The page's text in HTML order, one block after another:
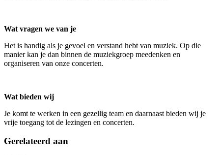
Wat vragen we van je
Het is handig als je gevoel en verstand hebt van muziek. Op die
manier kan je dan binnen de muziekgroep meedenken en
organiseren van onze concerten.
Wat bieden wij
Je komt te werken in een gezellig team en daarnaast bieden wij je
vrije toegang tot de lezingen en concerten.
Gerelateerd aan